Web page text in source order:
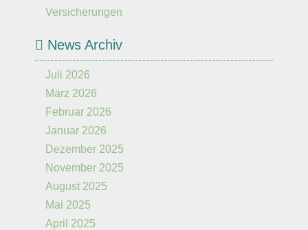
Versicherungen
News Archiv
Juli 2026
März 2026
Februar 2026
Januar 2026
Dezember 2025
November 2025
August 2025
Mai 2025
April 2025